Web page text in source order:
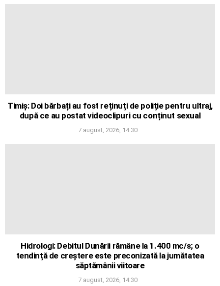
Timiș: Doi bărbați au fost reținuți de poliție pentru ultraj,
după ce au postat videoclipuri cu conținut sexual
7 august, 2026, 14:30
Hidrologi: Debitul Dunării rămâne la 1.400 mc/s; o
tendință de creștere este preconizată la jumătatea
săptămânii viitoare
7 august, 2026, 14:30